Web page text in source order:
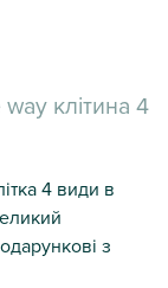
клітина 4
4 види в
з